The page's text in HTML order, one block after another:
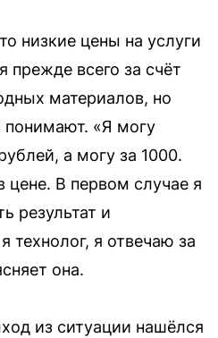
низкие цены на услуги
прежде всего за счёт
материалов, но
понимают. «Я могу
а могу за 1000.
цене. В первом случае я
результат и
технолог, я отвечаю за
она.
из ситуации нашёлся